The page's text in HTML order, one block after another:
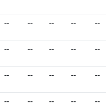
-- -- -- -- --
-- -- -- -- --
-- -- -- -- --
-- -- -- -- --